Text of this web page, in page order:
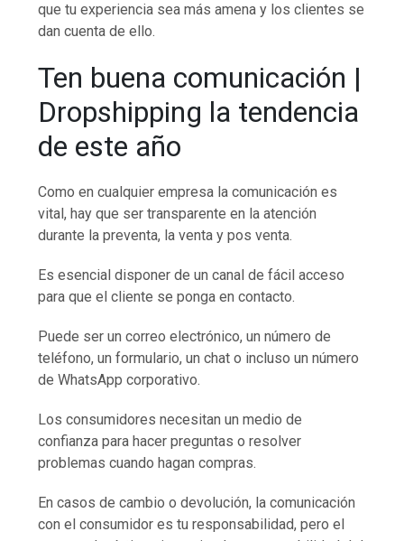
que tu experiencia sea más amena y los clientes se
dan cuenta de ello.
Ten buena comunicación |
Dropshipping la tendencia
de este año
Como en cualquier empresa la comunicación es
vital, hay que ser transparente en la atención
durante la preventa, la venta y pos venta.
Es esencial disponer de un canal de fácil acceso
para que el cliente se ponga en contacto.
Puede ser un correo electrónico, un número de
teléfono, un formulario, un chat o incluso un número
de WhatsApp corporativo.
Los consumidores necesitan un medio de
confianza para hacer preguntas o resolver
problemas cuando hagan compras.
En casos de cambio o devolución, la comunicación
con el consumidor es tu responsabilidad, pero el